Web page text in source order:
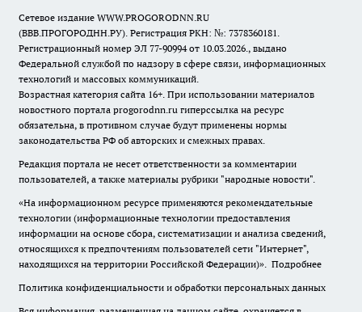
Сетевое издание WWW.PROGORODNN.RU
(ВВВ.ПРОГОРОДНН.РУ). Регистрация РКН: №: 7378360181.
Регистрационный номер ЭЛ 77-90994 от 10.03.2026., выдано
Федеральной службой по надзору в сфере связи, информационных
технологий и массовых коммуникаций.
Возрастная категория сайта 16+. При использовании материалов
новостного портала progorodnn.ru гиперссылка на ресурс
обязательна, в противном случае будут применены нормы
законодательства РФ об авторских и смежных правах.
Редакция портала не несет ответственности за комментарии
пользователей, а также материалы рубрики "народные новости".
«На информационном ресурсе применяются рекомендательные
технологии (информационные технологии предоставления
информации на основе сбора, систематизации и анализа сведений,
относящихся к предпочтениям пользователей сети "Интернет",
находящихся на территории Российской Федерации)». Подробнее
Политика конфиденциальности и обработки персональных данных